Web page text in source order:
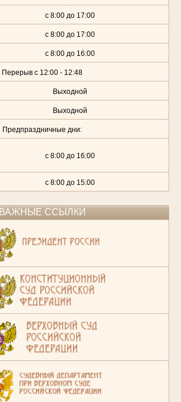
с 8:00 до 17:00
с 8:00 до 17:00
с 8:00 до 16:00
Перерыв с 12:00 - 12:48
Выходной
Выходной
Предпраздничные дни:
с 8:00 до 16:00
с 8:00 до 15:00
ВАЖНЫЕ ССЫЛКИ